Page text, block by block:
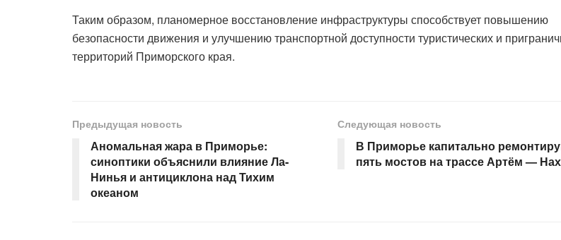
Таким образом, планомерное восстановление инфраструктуры способствует повышению
безопасности движения и улучшению транспортной доступности туристических и
территорий Приморского края.
Предыдущая новость
Аномальная жара в Приморье:
синоптики объяснили влияние Ла-
Нинья и антициклона над Тихим
океаном
Следующая новость
В Приморье капитально
пять мостов на трассе Артём —